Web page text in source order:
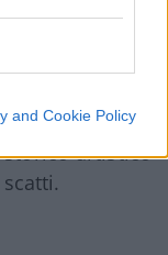
and Cookie Policy
ideale
modo
del volume
artistico